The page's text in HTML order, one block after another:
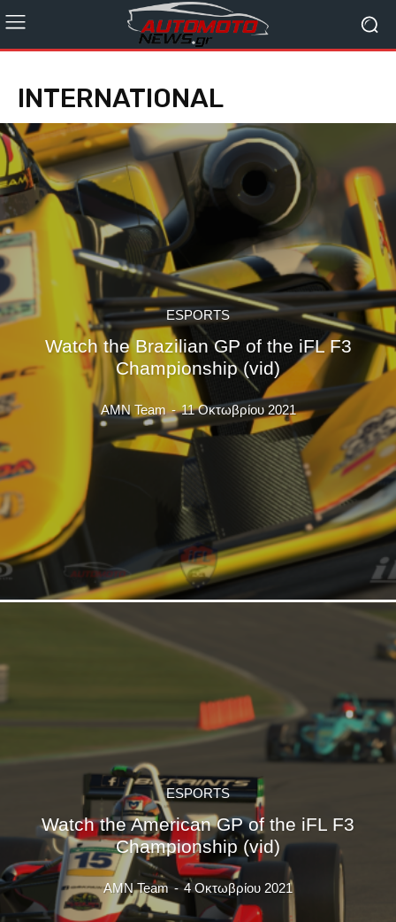
INTERNATIONAL
ESPORTS
Watch the Brazilian GP of the iFL F3
Championship (vid)
AMN Team - 11 Οκτωβρίου 2021
ESPORTS
Watch the American GP of the iFL F3
Championship (vid)
AMN Team - 4 Οκτωβρίου 2021